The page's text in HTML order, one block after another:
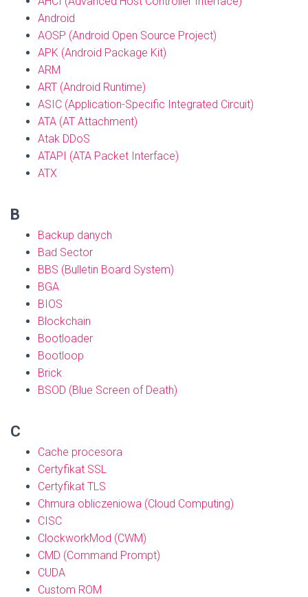
Android
AOSP (Android Open Source Project)
APK (Android Package Kit)
ARM
ART (Android Runtime)
ASIC (Application-Specific Integrated Circuit)
ATA (AT Attachment)
Atak DDoS
ATAPI (ATA Packet Interface)
ATX
B
Backup danych
Bad Sector
BBS (Bulletin Board System)
BGA
BIOS
Blockchain
Bootloader
Bootloop
Brick
BSOD (Blue Screen of Death)
C
Cache procesora
Certyfikat SSL
Certyfikat TLS
Chmura obliczeniowa (Cloud Computing)
CISC
ClockworkMod (CWM)
CMD (Command Prompt)
CUDA
Custom ROM